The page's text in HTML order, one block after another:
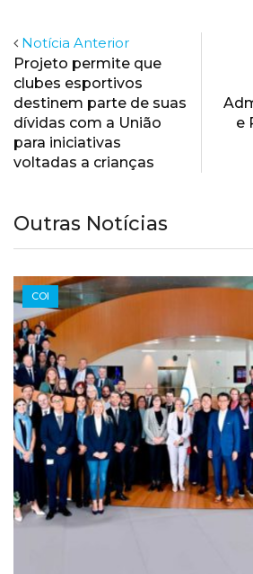
Notícia Anterior
Projeto permite que
clubes esportivos
destinem parte de suas
dívidas com a União
para iniciativas
voltadas a crianças
e
Outras Notícias
COI